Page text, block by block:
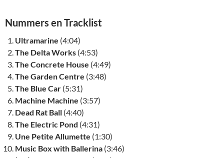
Nummers en Tracklist
Ultramarine (4:04)
The Delta Works (4:53)
The Concrete House (4:49)
The Garden Centre (3:48)
The Blue Car (5:31)
Machine Machine (3:57)
Dead Rat Ball (4:40)
The Electric Pond (4:31)
Une Petite Allumette (1:30)
Music Box with Ballerina (3:46)